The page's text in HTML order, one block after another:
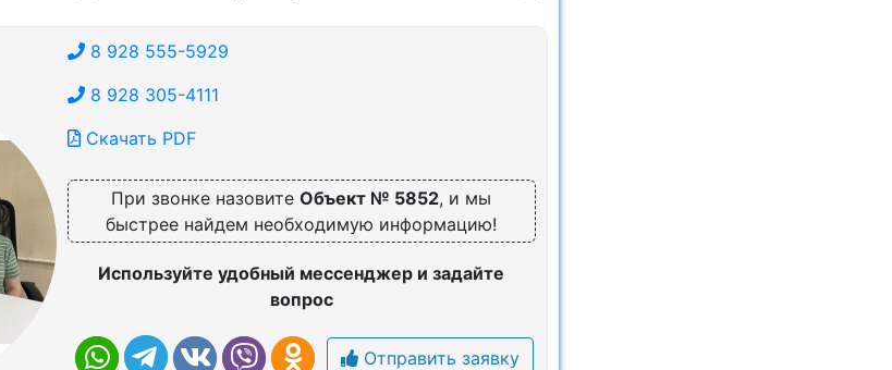
8 928 555-5929
8 928 305-4111
Скачать PDF
При звонке назовитеОбъект № 5852, и мы
быстрее найдем необходимую информацию!
Используйте удобный мессенджер и задайте
вопрос
Отправить заявку